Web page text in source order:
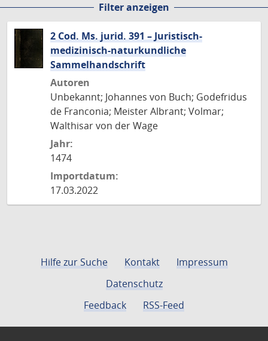
Filter anzeigen
2 Cod. Ms. jurid. 391 – Juristisch-
medizinisch-naturkundliche
Sammelhandschrift
Autoren
Unbekannt; Johannes von Buch; Godefridus
de Franconia; Meister Albrant; Volmar;
Walthisar von der Wage
Jahr:
1474
Importdatum:
17.03.2022
Hilfe zur Suche Kontakt
Impressum
Datenschutz
Feedback
RSS-Feed